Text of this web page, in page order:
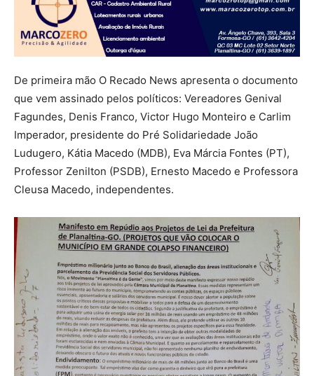
De primeira mão O Recado News apresenta o documento
que vem assinado pelos políticos: Vereadores Genival
Fagundes, Denis Franco, Victor Hugo Monteiro e Carlim
Imperador, presidente do Pré Solidariedade João
Ludugero, Kátia Macedo (MDB), Eva Márcia Fontes (PT),
Professor Zenilton (PSDB), Ernesto Macedo e Professora
Cleusa Macedo, independentes.